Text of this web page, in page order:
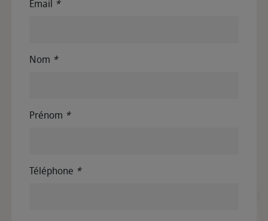
Email *
Nom *
Prénom *
Téléphone *